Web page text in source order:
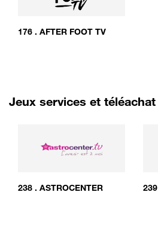
176 . AFTER FOOT TV
Jeux services et téléachat
238 . ASTROCENTER 239